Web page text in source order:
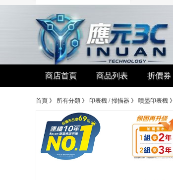
商店首頁 商品列表 折價券
首頁 》 所有分類 》 印表機 / 掃描器 》 噴墨印表機 》